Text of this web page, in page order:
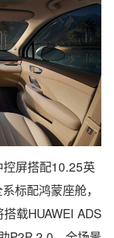
屏搭配10.25英
标配鸿蒙座舱，
载HUAWEI ADS